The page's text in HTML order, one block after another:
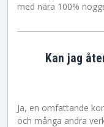
med nära 100%
Kan jag
Ja, en omfattande
och många andra